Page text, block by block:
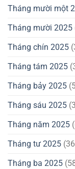
Tháng mười một
Tháng mười 2025
Tháng chín 2025
Tháng tám 2025
Tháng bảy 2025
Tháng sáu 2025
Tháng năm 2025
Tháng tư 2025
Tháng ba 2025